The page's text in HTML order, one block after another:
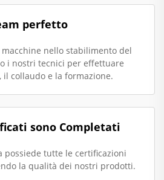
perfetto
nello stabilimento del
i nostri tecnici per effettuare
il collaudo e la formazione.
sono Completati
possiede tutte le certificazioni
la qualità dei nostri prodotti.